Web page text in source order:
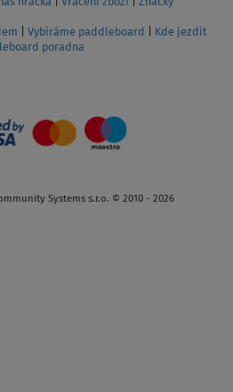
Vybíráme paddleboard
Kde jezdit
poradna
Systems s.r.o. © 2010 - 2026